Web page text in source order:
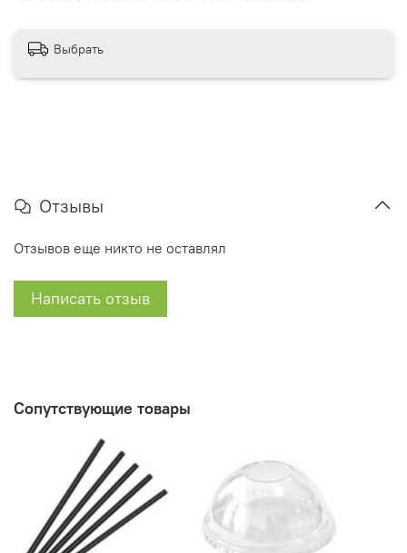
Выбрать
Отзывы
Отзывов еще никто не оставлял
Написать отзыв
Сопутствующие товары